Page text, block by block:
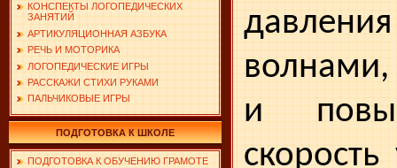
КОНСПЕКТЫ ЛОГОПЕДИЧЕСКИХ
ЗАНЯТИЙ
АРТИКУЛЯЦИОННАЯ АЗБУКА
РЕЧЬ И МОТОРИКА
ЛОГОПЕДИЧЕСКИЕ ИГРЫ
РАССКАЖИ СТИХИ РУКАМИ
ПАЛЬЧИКОВЫЕ ИГРЫ
ПОДГОТОВКА К ШКОЛЕ
ПОДГОТОВКА К ОБУЧЕНИЮ ГРАМОТЕ
волнами,
и